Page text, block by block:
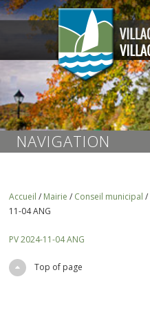
NAVIGATION
Accueil / Mairie / Conseil municipal /
11-04 ANG
PV 2024-11-04 ANG
Top of page